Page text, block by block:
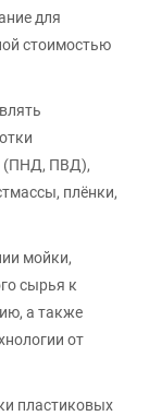
для
стоимостью
(ПНД, ПВД),
плёнки,
мойки,
сырья к
а также
от
пластиковых